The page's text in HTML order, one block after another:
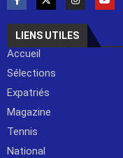
LIENS UTILES
Accueil
Sélections
Expatriés
Magazine
Tennis
National